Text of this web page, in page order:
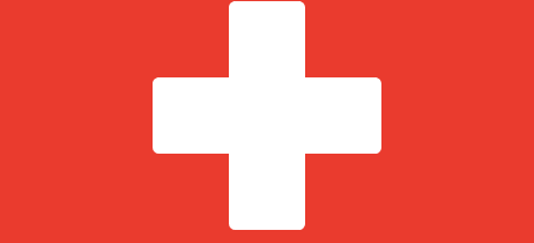
Tipicamente, i bonifici bancari internazionali richiedono